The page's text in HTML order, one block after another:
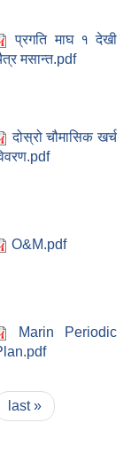
प्रगति माघ १ देखी
मसान्त.pdf
दोस्रो चौमासिक खर्च
O&M.pdf
Marin Periodic
last »